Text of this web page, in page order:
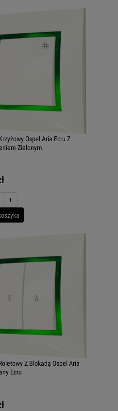
Ospel Aria Ecru Z
Zielonym
+
Z Blokadą Ospel Aria
Ecru